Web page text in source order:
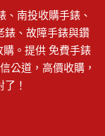
、南投收購手錶、
錶、故障手錶與鑽
。提供 免費手錶
公道，高價收購，
！